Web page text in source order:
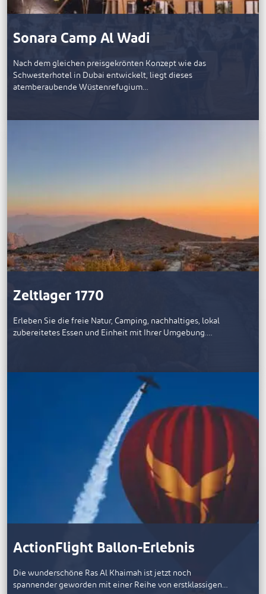
Sonara Camp Al Wadi
Nach dem gleichen preisgekrönten Konzept wie das
Schwesterhotel in Dubai entwickelt, liegt dieses
atemberaubende Wüstenrefugium…
Zeltlager 1770
Erleben Sie die freie Natur, Camping, nachhaltiges, lokal
zubereitetes Essen und Einheit mit Ihrer Umgebung.…
ActionFlight Ballon-Erlebnis
Die wunderschöne Ras Al Khaimah ist jetzt noch
spannender geworden mit einer Reihe von erstklassigen…